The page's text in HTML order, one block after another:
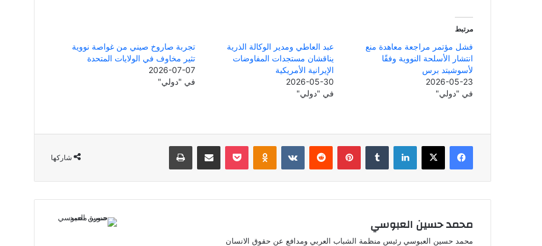
مرتبط
فشل مؤتمر مراجعة معاهدة منع
انتشار الأسلحة النووية وفقًا
لأسوشيتد برس
2026-05-23
في "دولي"
عبد العاطي ومدير الوكالة الذرية
يناقشان مستجدات المفاوضات
الإيرانية الأمريكية
2026-05-30
في "دولي"
تجربة صاروخ صيني من غواصة نووية
تثير مخاوف في الولايات المتحدة
2026-07-07
في "دولي"
شاركها
فيسبوك ‫X لينكدإن بينتيريست Odnoklassniki
‫Pocket مشاركة عبر البريد طباعة
محمد حسين العبوسي
محمد حسين العبوسي رئيس منظمة الشباب العربي ومدافع عن حقوق الانسان